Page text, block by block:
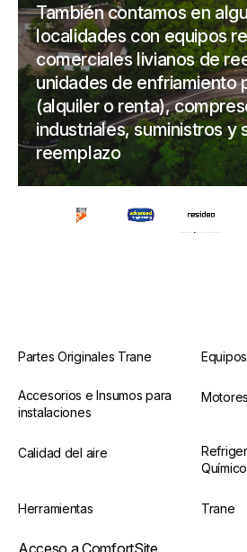
También contamos en
localidades con equipos
comerciales livianos de
unidades de enfriamiento
(alquiler o renta),
industriales, suministros y
reemplazo
Partes Originales Trane
Accesorios e Insumos para
instalaciones
Calidad del aire
Herramientas Trane
Acceso a ComfortSite